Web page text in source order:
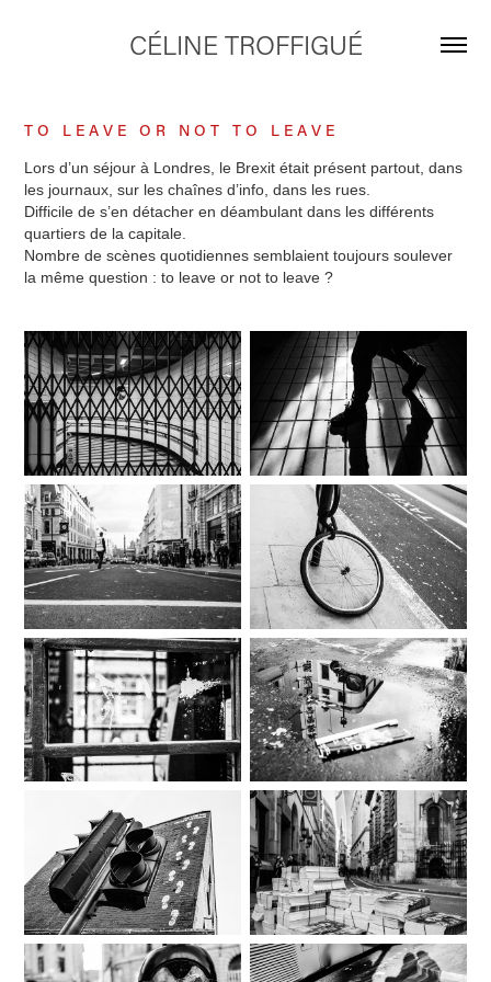
CÉLINE TROFFIGUÉ
T O L E A V E O R N O T T O L E A V E
Lors d’un séjour à Londres, le Brexit était présent partout, dans
les journaux, sur les chaînes d’info, dans les rues.
Difficile de s’en détacher en déambulant dans les différents
quartiers de la capitale.
Nombre de scènes quotidiennes semblaient toujours soulever
la même question : to leave or not to leave ?